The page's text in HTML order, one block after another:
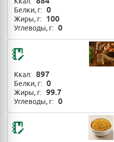
Белки, г: 0
Жиры, г: 100
Углеводы, г: 0
Ккал: 897
Белки, г: 0
Жиры, г: 99.7
Углеводы, г: 0